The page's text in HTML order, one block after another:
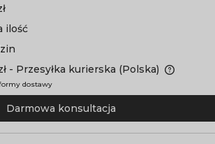
ilość
- Przesyłka kurierska (Polska)
dostawy
Darmowa konsultacja